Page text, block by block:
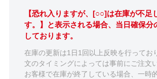
【恐れ入りますが、[○○]は在庫が不足
す。】と表示される場合、当日確保分
しております。
在庫の更新は1日1回以上反映を行ってお
文のタイミングによっては事前にご注文
お客様で在庫が終了している場合、一時